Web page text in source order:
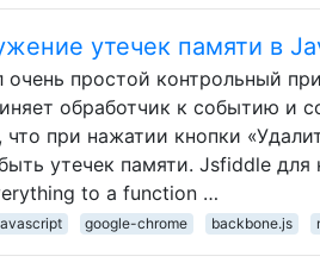
утечек памяти в
очень простой контрольный
обработчик к событию и
что при нажатии кнопки
утечек памяти. Jsfiddle
to a function …
google-chrome backbone.js